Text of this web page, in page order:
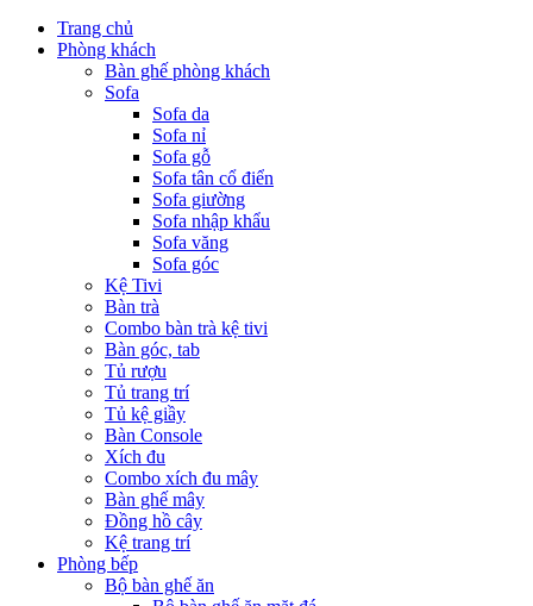
Trang chủ
Phòng khách
Bàn ghế phòng khách
Sofa
Sofa da
Sofa nỉ
Sofa gỗ
Sofa tân cổ điển
Sofa giường
Sofa nhập khẩu
Sofa văng
Sofa góc
Kệ Tivi
Bàn trà
Combo bàn trà kệ tivi
Bàn góc, tab
Tủ rượu
Tủ trang trí
Tủ kệ giầy
Bàn Console
Xích đu
Combo xích đu mây
Bàn ghế mây
Đồng hồ cây
Kệ trang trí
Phòng bếp
Bộ bàn ghế ăn